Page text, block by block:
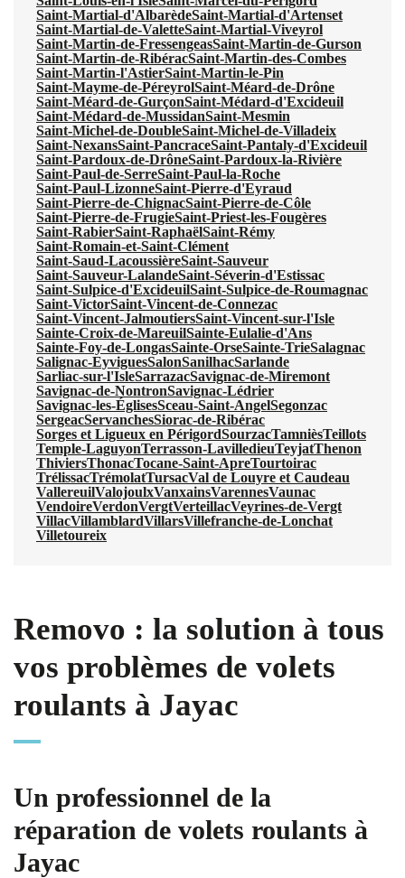
Saint-Martial-d'AlbarèdeSaint-Martial-d'Artenset
Saint-Martial-de-ValetteSaint-Martial-Viveyrol
Saint-Martin-de-FressengeasSaint-Martin-de-Gurson
Saint-Martin-de-RibéracSaint-Martin-des-Combes
Saint-Martin-l'AstierSaint-Martin-le-Pin
Saint-Mayme-de-PéreyrolSaint-Méard-de-Drône
Saint-Méard-de-GurçonSaint-Médard-d'Excideuil
Saint-Médard-de-MussidanSaint-Mesmin
Saint-Michel-de-DoubleSaint-Michel-de-Villadeix
Saint-NexansSaint-PancraceSaint-Pantaly-d'Excideuil
Saint-Pardoux-de-DrôneSaint-Pardoux-la-Rivière
Saint-Paul-de-SerreSaint-Paul-la-Roche
Saint-Paul-LizonneSaint-Pierre-d'Eyraud
Saint-Pierre-de-ChignacSaint-Pierre-de-Côle
Saint-Pierre-de-FrugieSaint-Priest-les-Fougères
Saint-RabierSaint-RaphaëlSaint-Rémy
Saint-Romain-et-Saint-Clément
Saint-Saud-LacoussièreSaint-Sauveur
Saint-Sauveur-LalandeSaint-Séverin-d'Estissac
Saint-Sulpice-d'ExcideuilSaint-Sulpice-de-Roumagnac
Saint-VictorSaint-Vincent-de-Connezac
Saint-Vincent-JalmoutiersSaint-Vincent-sur-l'Isle
Sainte-Croix-de-MareuilSainte-Eulalie-d'Ans
Sainte-Foy-de-LongasSainte-OrseSainte-TrieSalagnac
Salignac-EyviguesSalonSanilhacSarlande
Sarliac-sur-l'IsleSarrazacSavignac-de-Miremont
Savignac-de-NontronSavignac-Lédrier
Savignac-les-ÉglisesSceau-Saint-AngelSegonzac
SergeacServanchesSiorac-de-Ribérac
Sorges et Ligueux en PérigordSourzacTamnièsTeillots
Temple-LaguyonTerrasson-LavilledieuTeyjatThenon
ThiviersThonacTocane-Saint-ApreTourtoirac
TrélissacTrémolatTursacVal de Louyre et Caudeau
VallereuilValojoulxVanxainsVarennesVaunac
VendoireVerdonVergtVerteillacVeyrines-de-Vergt
VillacVillamblardVillarsVillefranche-de-Lonchat
Villetoureix
Removo : la solution à tous
vos problèmes de volets
roulants à Jayac
Un professionnel de la
réparation de volets roulants à
Jayac